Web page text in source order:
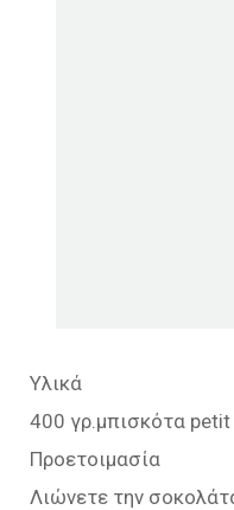
Υλικά
400 γρ.μπισκότα
Προετοιμασία
Λιώνετε την